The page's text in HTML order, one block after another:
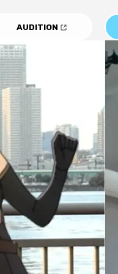
AUDITION